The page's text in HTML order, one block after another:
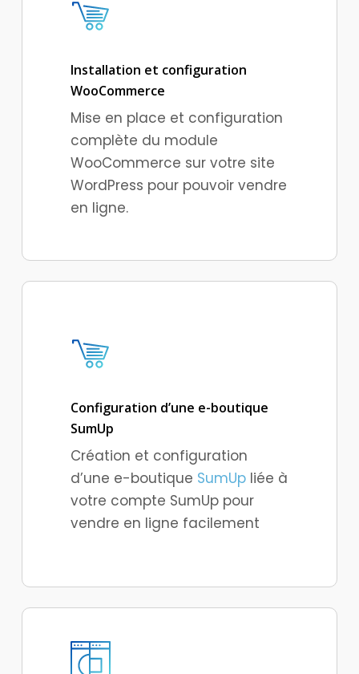
Installation et configuration
WooCommerce
Mise en place et configuration
complète du module
WooCommerce sur votre site
WordPress pour pouvoir vendre
en ligne.
Configuration d’une e-boutique
SumUp
Création et configuration
d’une e-boutique SumUpliée à
votre compte SumUp pour
vendre en ligne facilement